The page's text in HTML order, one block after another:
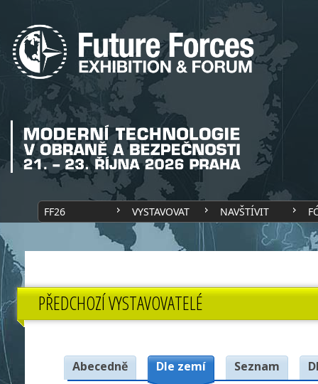
FF26 VYSTAVOVAT NAVŠTÍVIT
PŘEDCHOZÍ VYSTAVOVATELÉ
Abecedně Dle zemí Seznam